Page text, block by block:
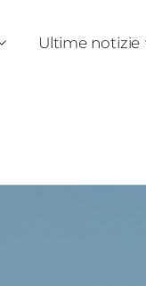
Ultime notizie